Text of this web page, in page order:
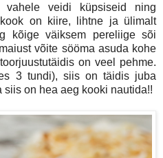
vahele veidi küpsiseid ning
on kiire, lihtne ja ülimalt
kõige väiksem pereliige sõi
võite sööma asuda kohe
on veel pehme.
3 tundi), siis on täidis juba
on hea aeg kooki nautida!!